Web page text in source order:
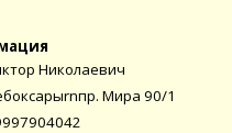
Николаевич
Мира 90/1